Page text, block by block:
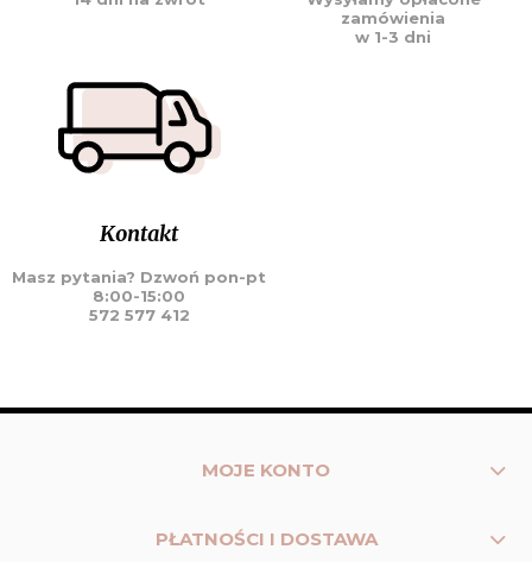
zamówienia
w 1-3 dni
Kontakt
Masz pytania? Dzwoń pon-pt
8:00-15:00
572 577 412
MOJE KONTO
PŁATNOŚCI I DOSTAWA